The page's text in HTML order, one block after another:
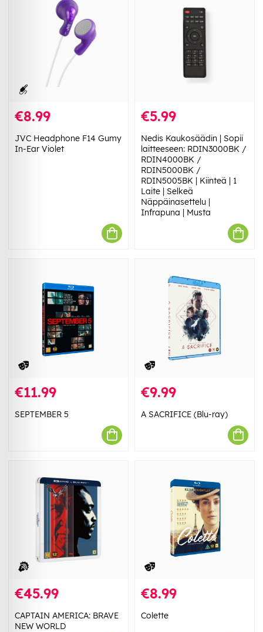
€8.99
JVC Headphone F14 Gumy
In-Ear Violet
€5.99
Nedis Kaukosäädin | Sopii
laitteeseen: RDIN3000BK /
RDIN4000BK /
RDIN5000BK /
RDIN5005BK | Kiinteä | 1
Laite | Selkeä
Näppäinasettelu |
Infrapuna | Musta
€11.99
SEPTEMBER 5
€9.99
A SACRIFICE (Blu-ray)
€45.99
CAPTAIN AMERICA: BRAVE
NEW WORLD
€8.99
Colette